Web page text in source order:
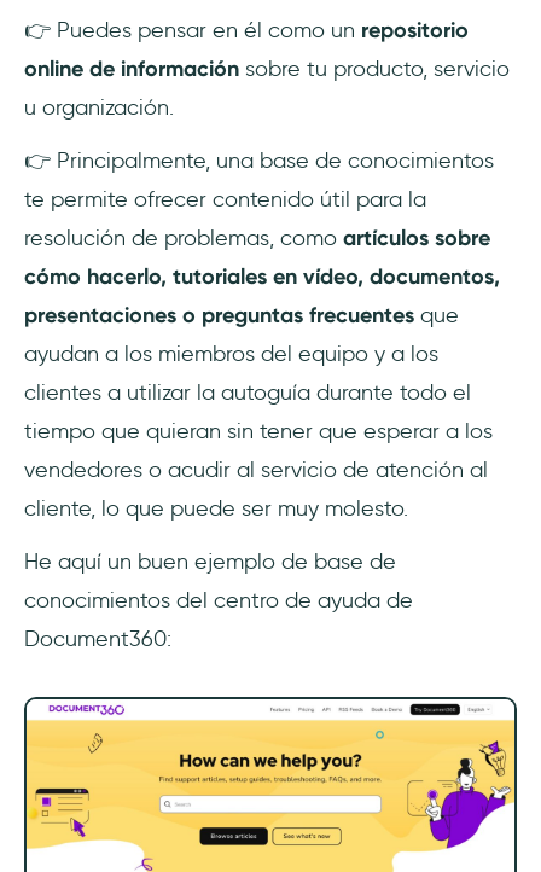
👉 Puedes pensar en él como un repositorio
online de información sobre tu producto, servicio
u organización.
👉 Principalmente, una base de conocimientos
te permite ofrecer contenido útil para la
resolución de problemas, como artículos sobre
cómo hacerlo, tutoriales en vídeo, documentos,
presentaciones o preguntas frecuentes que
ayudan a los miembros del equipo y a los
clientes a utilizar la autoguía durante todo el
tiempo que quieran sin tener que esperar a los
vendedores o acudir al servicio de atención al
cliente, lo que puede ser muy molesto.
He aquí un buen ejemplo de base de
conocimientos del centro de ayuda de
Document360: